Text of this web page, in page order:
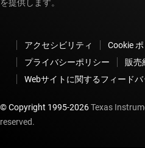
を提供します。
アクセシビリティ
Cookie
プライバシーポリシー
販売
Webサイトに関するフィードバ
© Copyright 1995-2026Texas
reserved.